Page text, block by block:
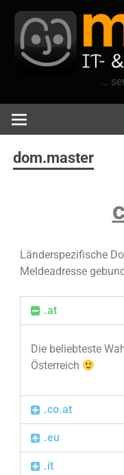
…
dom.master
Länderspezifische
Meldeadresse
.at
Die beliebteste
Österreich
.co.at
.eu
.it